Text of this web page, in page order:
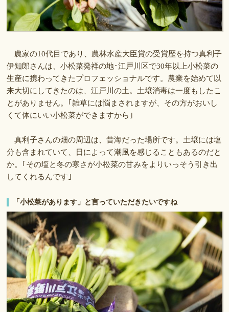
農家の10代目であり、農林水産大臣賞の受賞歴を持つ真利子
伊知郎さんは、小松菜発祥の地･江戸川区で30年以上小松菜の
生産に携わってきたプロフェッショナルです。農業を始めて以
来大切にしてきたのは、江戸川の土。土壌消毒は一度もしたこ
とがありません。｢雑草には悩まされますが、その方がおいし
くて体にいい小松菜ができますから｣
真利子さんの畑の周辺は、昔海だった場所です。土壌には塩
分も含まれていて、日によって潮風を感じることもあるのだと
か。｢その塩と冬の寒さが小松菜の甘みをよりいっそう引き出
してくれるんです｣
「小松菜があります」と言っていただきたいですね